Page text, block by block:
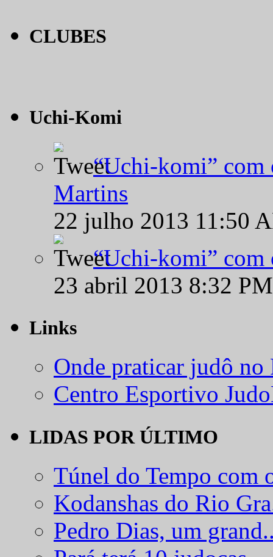
CLUBES
Uchi-Komi
“Uchi-komi” com
Martins
22 julho 2013 11:50
“Uchi-komi” com
23 abril 2013 8:32
Links
Onde praticar judô
Centro Esportivo
LIDAS POR ÚLTIMO
Túnel do Tempo com
Kodanshas do Rio
Pedro Dias, um